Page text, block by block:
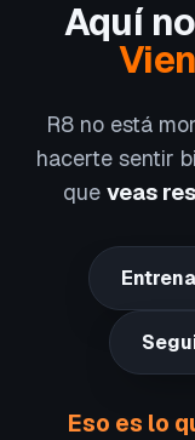
Aquí
R8 no está
hacerte sentir
que veas
Eso es lo